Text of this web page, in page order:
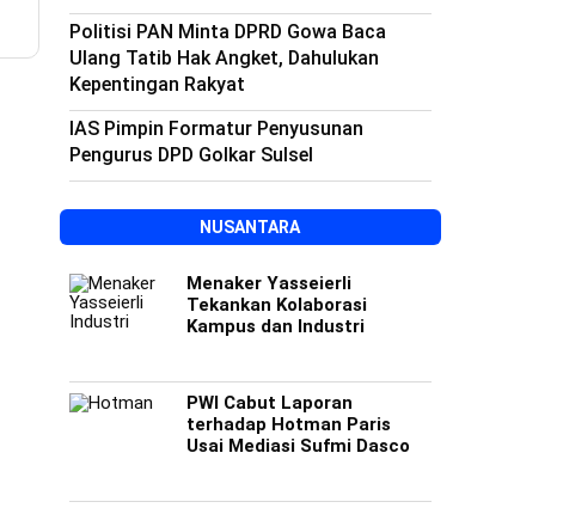
Politisi PAN Minta DPRD Gowa Baca
Ulang Tatib Hak Angket, Dahulukan
Kepentingan Rakyat
IAS Pimpin Formatur Penyusunan
Pengurus DPD Golkar Sulsel
NUSANTARA
Menaker Yasseierli
Tekankan Kolaborasi
Kampus dan Industri
PWI Cabut Laporan
terhadap Hotman Paris
Usai Mediasi Sufmi Dasco